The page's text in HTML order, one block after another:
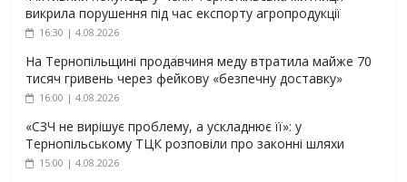
викрила порушення під час експорту агропродукції
16:30 | 4.08.2026
На Тернопільщині продавчиня меду втратила майже 70
тисяч гривень через фейкову «безпечну доставку»
16:00 | 4.08.2026
«СЗЧ не вирішує проблему, а ускладнює її»: у
Тернопільському ТЦК розповіли про законні шляхи
15:00 | 4.08.2026